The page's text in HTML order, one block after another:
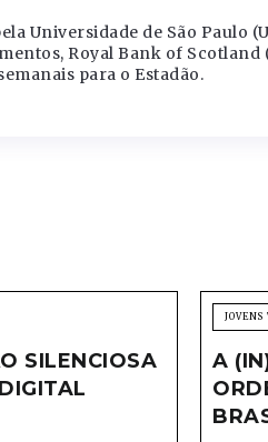
Universidade de São Paulo
Royal Bank of Scotland
para o Estadão.
SILENCIOSA
A